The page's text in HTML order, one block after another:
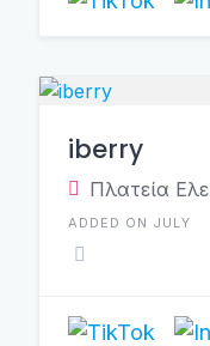
iberry
Πλατεία
ADDED ON JULY